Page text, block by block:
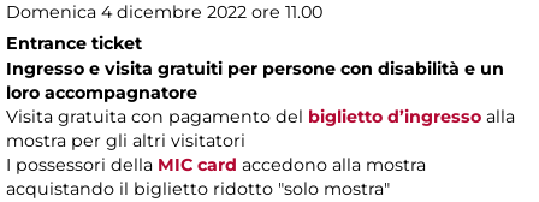
Domenica 4 dicembre 2022 ore 11.00
Entrance ticket
Ingresso e visita gratuiti per persone con disabilità e un
loro accompagnatore
Visita gratuita con pagamento del biglietto d’ingresso alla
mostra per gli altri visitatori
I possessori della MIC card accedono alla mostra
acquistando il biglietto ridotto "solo mostra"